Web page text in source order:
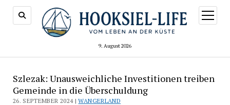
9. August 2026
Menü
öffnen
Szlezak: Unausweichliche Investitionen treiben
Gemeinde in die Überschuldung
26. SEPTEMBER 2024 |WANGERLAND